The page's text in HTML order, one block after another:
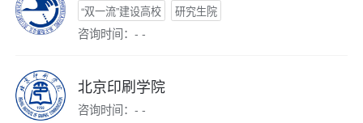
“双一流”建设高校 研究生院
咨询时间：- -
北京印刷学院
咨询时间：- -